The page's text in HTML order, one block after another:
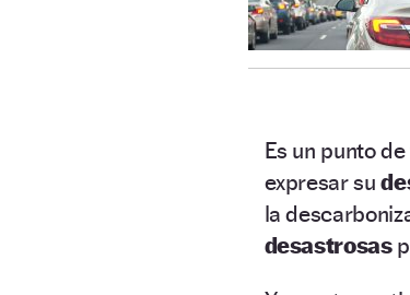
Es un punto
expresar su
la
desastrosas